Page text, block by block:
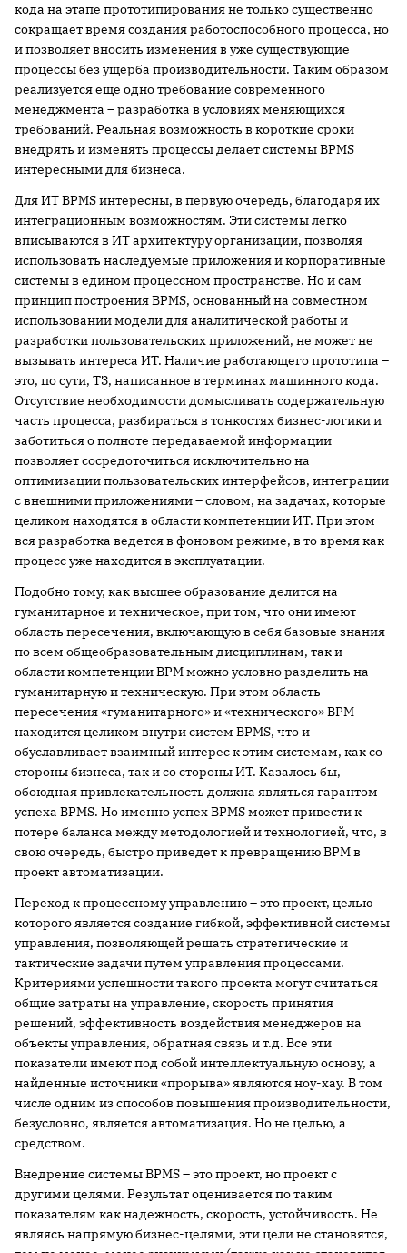
кода на этапе прототипирования не только существенно
сокращает время создания работоспособного процесса, но
и позволяет вносить изменения в уже существующие
процессы без ущерба производительности. Таким образом
реализуется еще одно требование современного
менеджмента – разработка в условиях меняющихся
требований. Реальная возможность в короткие сроки
внедрять и изменять процессы делает системы BPMS
интересными для бизнеса.
Для ИТ BPMS интересны, в первую очередь, благодаря их
интеграционным возможностям. Эти системы легко
вписываются в ИТ архитектуру организации, позволяя
использовать наследуемые приложения и корпоративные
системы в едином процессном пространстве. Но и сам
принцип построения BPMS, основанный на совместном
использовании модели для аналитической работы и
разработки пользовательских приложений, не может не
вызывать интереса ИТ. Наличие работающего прототипа –
это, по сути, ТЗ, написанное в терминах машинного кода.
Отсутствие необходимости домысливать содержательную
часть процесса, разбираться в тонкостях бизнес-логики и
заботиться о полноте передаваемой информации
позволяет сосредоточиться исключительно на
оптимизации пользовательских интерфейсов, интеграции
с внешними приложениями – словом, на задачах, которые
целиком находятся в области компетенции ИТ. При этом
вся разработка ведется в фоновом режиме, в то время как
процесс уже находится в эксплуатации.
Подобно тому, как высшее образование делится на
гуманитарное и техническое, при том, что они имеют
область пересечения, включающую в себя базовые знания
по всем общеобразовательным дисциплинам, так и
области компетенции BPM можно условно разделить на
гуманитарную и техническую. При этом область
пересечения «гуманитарного» и «технического» BPM
находится целиком внутри систем BPMS, что и
обуславливает взаимный интерес к этим системам, как со
стороны бизнеса, так и со стороны ИТ. Казалось бы,
обоюдная привлекательность должна являться гарантом
успеха BPMS. Но именно успех BPMS может привести к
потере баланса между методологией и технологией, что, в
свою очередь, быстро приведет к превращению BPM в
проект автоматизации.
Переход к процессному управлению – это проект, целью
которого является создание гибкой, эффективной системы
управления, позволяющей решать стратегические и
тактические задачи путем управления процессами.
Критериями успешности такого проекта могут считаться
общие затраты на управление, скорость принятия
решений, эффективность воздействия менеджеров на
объекты управления, обратная связь и т.д. Все эти
показатели имеют под собой интеллектуальную основу, а
найденные источники «прорыва» являются ноу-хау. В том
числе одним из способов повышения производительности,
безусловно, является автоматизация. Но не целью, а
средством.
Внедрение системы BPMS – это проект, но проект с
другими целями. Результат оценивается по таким
показателям как надежность, скорость, устойчивость. Не
являясь напрямую бизнес-целями, эти цели не становятся,